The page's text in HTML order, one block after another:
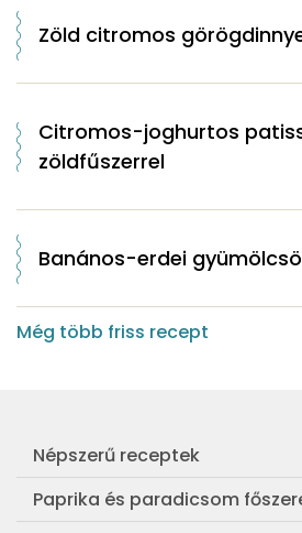
Zöld citromos
Citromos-joghurtos
zöldfűszerrel
Banános-erdei
Még több friss recept
Népszerű receptek
Frankfurti leves
Paprika és paradicsom